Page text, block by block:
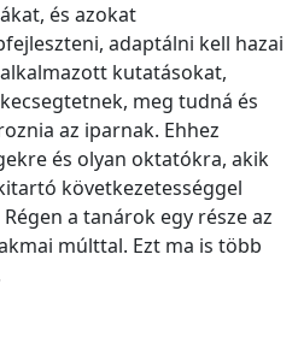
és azokat
adaptálni kell hazai
kutatásokat,
meg tudná és
az iparnak. Ehhez
és olyan oktatókra, akik
következetességgel
a tanárok egy része az
múlttal. Ezt ma is több